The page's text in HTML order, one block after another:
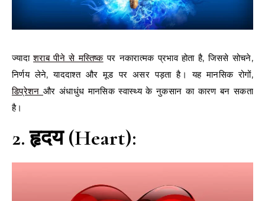
ज्यादाशराब पीने से मस्तिष्कपर नकारात्मक प्रभाव होता है, जिससे सोचने,
निर्णय लेने, याददाश्त और मूड पर असर पड़ता है। यह मानसिक रोगों,
डिप्रेशन और अंधाधुंध मानसिक स्वास्थ्य के नुकसान का कारण बन सकता
है।
2. हृदय (Heart):